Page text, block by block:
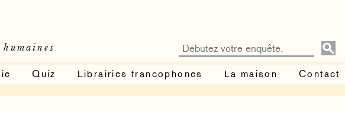
Quiz Librairies francophones La maison Contact